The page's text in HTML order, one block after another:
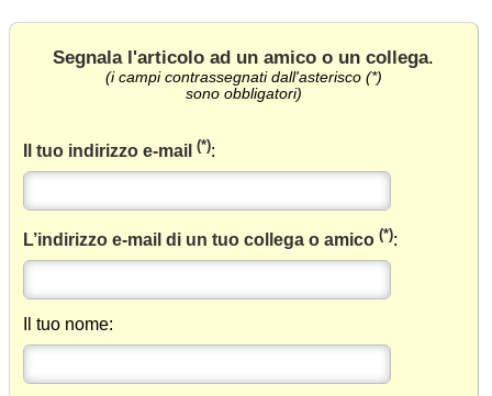
Segnala l'articolo ad un amico o un collega.
(i campi contrassegnati dall'asterisco (*)
sono obbligatori)
Il tuo indirizzo e-mail(*):
L’indirizzo e-mail di un tuo collega o amico(*):
Il tuo nome: